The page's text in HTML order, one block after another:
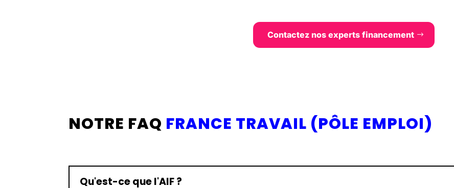
Contactez nos experts financement
NOTRE FAQ FRANCE TRAVAIL (PÔLE EMPLOI)
Qu'est-ce que l'AIF ?